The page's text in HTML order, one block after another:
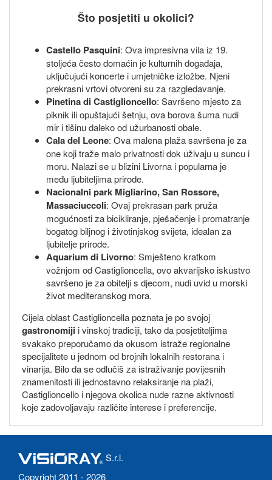
Što posjetiti u okolici?
Castello Pasquini: Ova impresivna vila iz 19.
stoljeća često domaćin je kulturnih događaja,
uključujući koncerte i umjetničke izložbe. Njeni
prekrasni vrtovi otvoreni su za razgledavanje.
Pinetina di Castiglioncello: Savršeno mjesto za
piknik ili opuštajući šetnju, ova borova šuma nudi
mir i tišinu daleko od užurbanosti obale.
Cala del Leone: Ova malena plaža savršena je za
one koji traže malo privatnosti dok uživaju u suncu i
moru. Nalazi se u blizini Livorna i popularna je
među ljubiteljima prirode.
Nacionalni park Migliarino, San Rossore,
Massaciuccoli: Ovaj prekrasan park pruža
mogućnosti za bicikliranje, pješačenje i promatranje
bogatog biljnog i životinjskog svijeta, idealan za
ljubitelje prirode.
Aquarium di Livorno: Smješteno kratkom
vožnjom od Castiglioncella, ovo akvarijsko iskustvo
savršeno je za obitelji s djecom, nudi uvid u morski
život mediteranskog mora.
Cijela oblast Castiglioncella poznata je po svojoj
gastronomiji i vinskoj tradiciji, tako da posjetiteljima
svakako preporučamo da okusom istraže regionalne
specijalitete u jednom od brojnih lokalnih restorana i
vinarija. Bilo da se odlučiš za istraživanje povijesnih
znamenitosti ili jednostavno relaksiranje na plaži,
Castiglioncello i njegova okolica nude razne aktivnosti
koje zadovoljavaju različite interese i preferencije.
S.r.l.
Copyright 2011 - 2026